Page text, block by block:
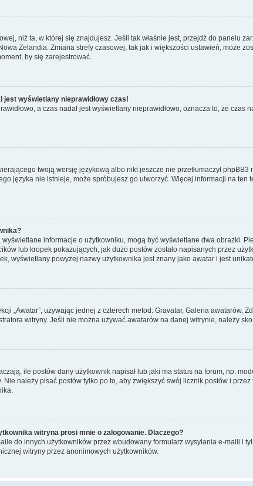
niż ta, w której się znajdujesz. Jeśli tak właśnie jest, przejdź do panelu
Zelandia. Zmiana strefy czasowej, tak jak i większości ustawień, może
by się zarejestrować.
jest wyświetlany nieprawidłowy czas!
a czas nadal jest wyświetlany nieprawidłowo, oznacza to, że
twoją wersję językową albo nikt jeszcze nie przetłumaczył
języka nie istnieje, może spróbujesz go utworzyć. Więcej informacji na ten
informacje o użytkowniku, mogą być wyświetlane dwa obrazki.
lub kropek pokazujących, jak dużo postów zostało napisanych przez
wyświetlany powyżej nazwy użytkownika jest znany jako awatar i jest
„Awatar”, używając jednej z czterech metod: Gravatar, Galeria
witryny. Jeśli nie można używać awatarów na danej witrynie, należy
ile postów dany użytkownik napisał lub jaki ma status na forum, np.
należy pisać postów tylko po to, aby zwiększyć swój licznik postów i
witryna prosi mnie o zalogowanie. Dlaczego?
do innych użytkowników przez wbudowany formularz wysyłania e-maili i
witryny przez anonimowych użytkowników.